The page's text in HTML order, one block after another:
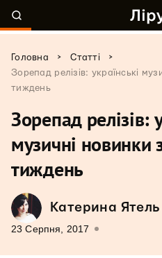
Головна > Статті
>
Зорепад релізів: українські
тиждень
Зорепад релізів:
музичні новинки
тиждень
Катерина Ятель
23 Серпня, 2017